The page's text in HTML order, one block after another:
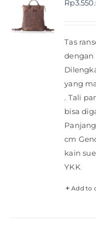
Shop
Rp
Tas
dengan
yang
. Tali
bisa
cm
kain
YKK
Add to